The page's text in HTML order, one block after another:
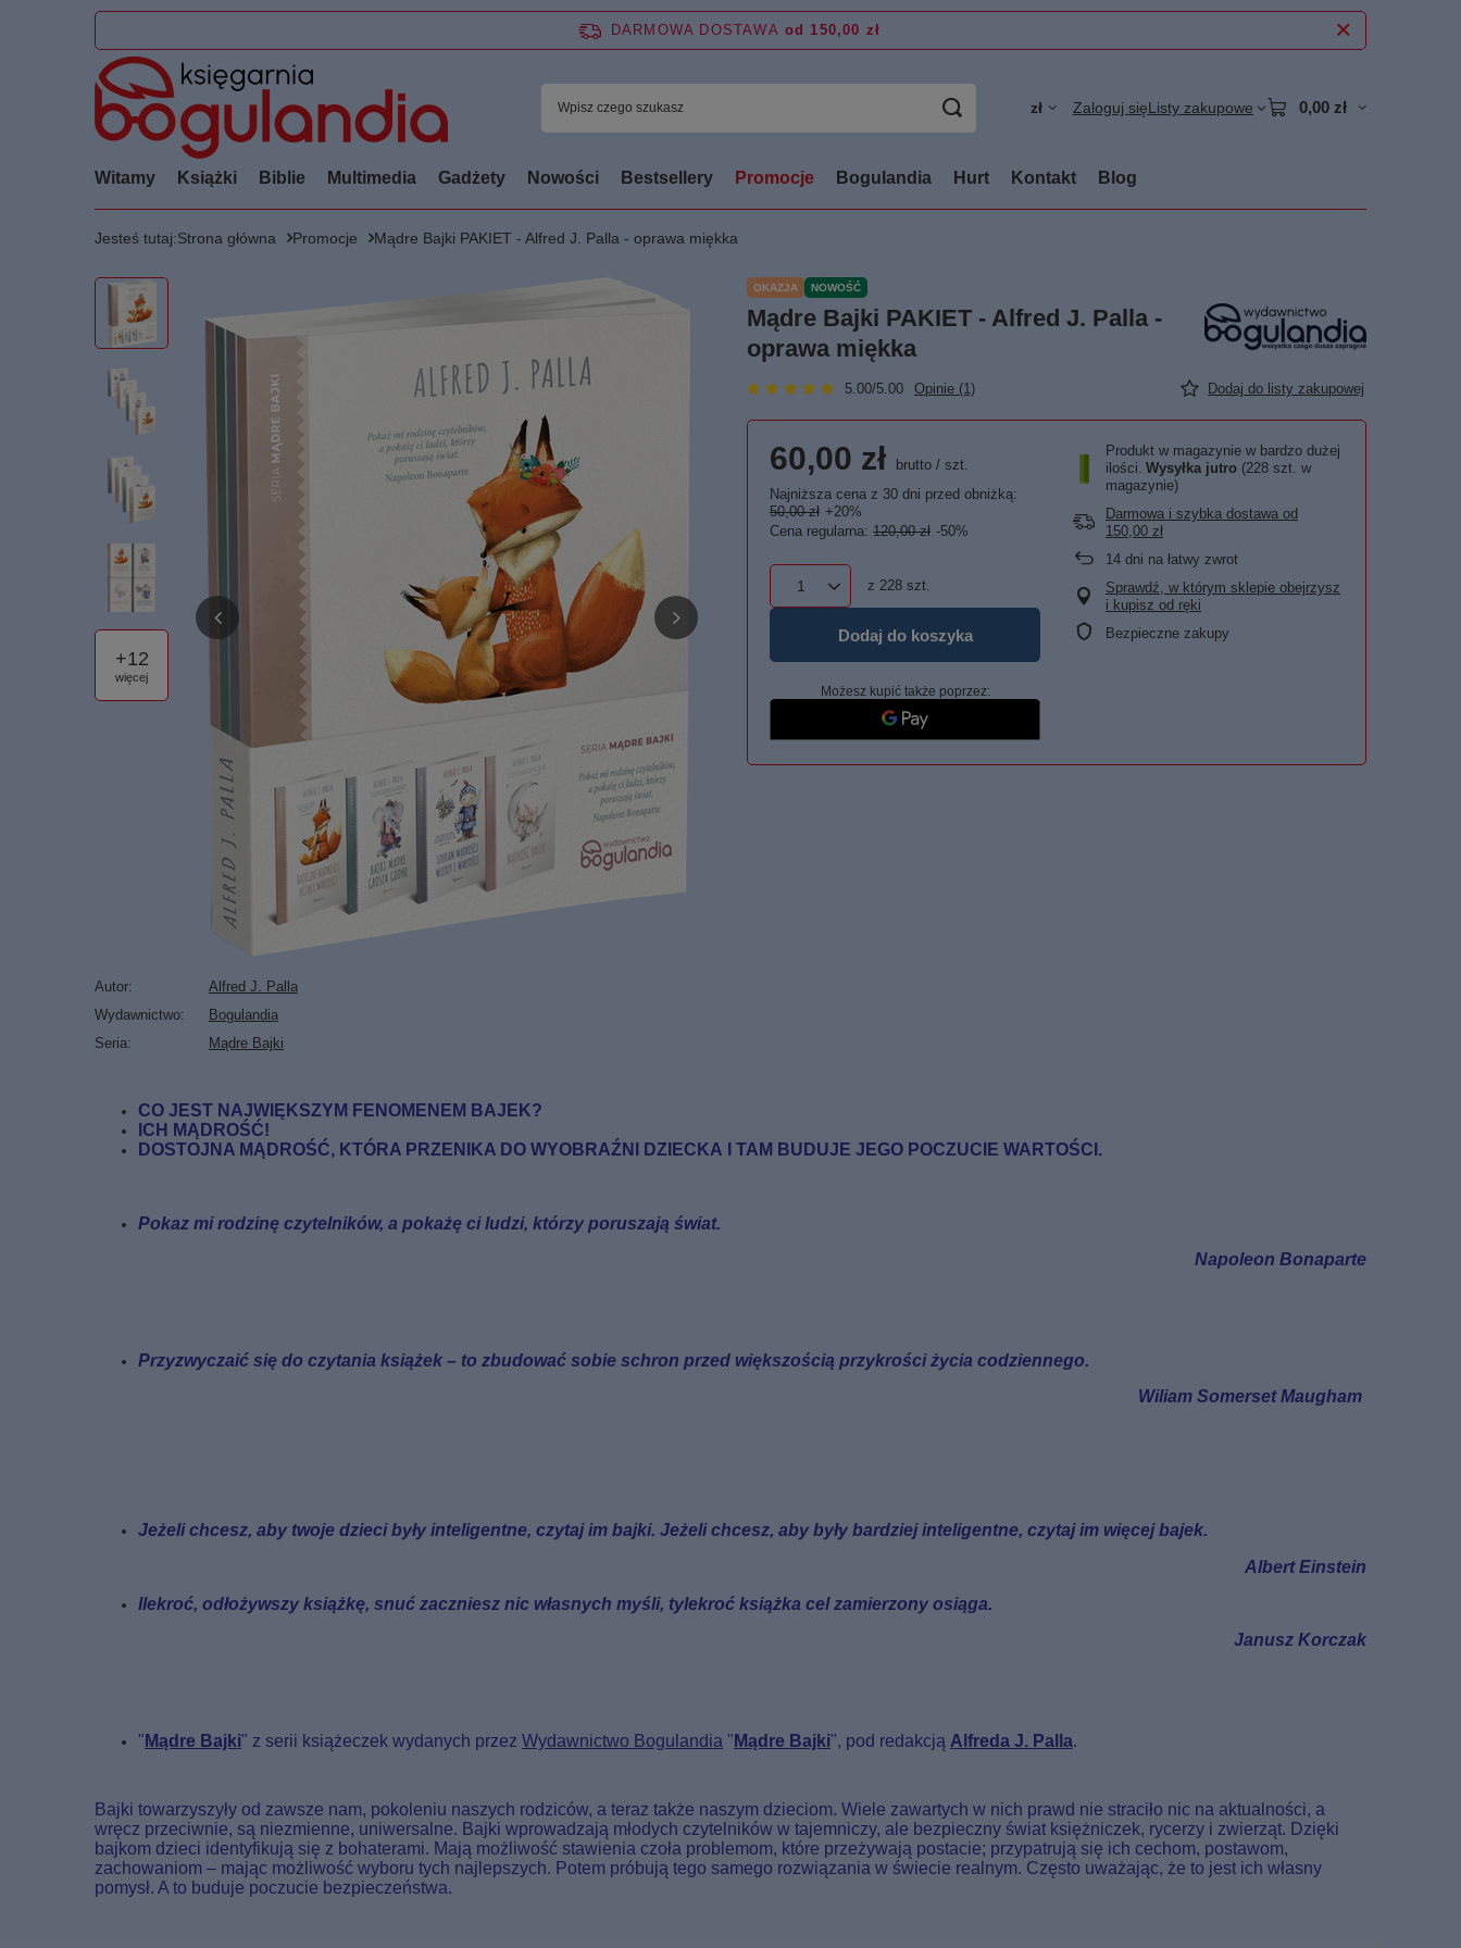
DARMOWA DOSTAWA od 150,00 zł
zł Zaloguj sięListy zakupowe 0,00 zł
Witamy Książki Biblie Multimedia Gadżety Nowości Bestsellery Promocje Bogulandia Hurt Kontakt Blog
Jesteś tutaj:Strona główna Promocje Mądre Bajki PAKIET - Alfred J. Palla - oprawa miękka
+12
więcej
OKAZJA NOWOŚĆ
Mądre Bajki PAKIET - Alfred J. Palla -
oprawa miękka
5.00/5.00 Opinie (1) Dodaj do listy zakupowej
60,00 zł brutto / szt.
Najniższa cena z 30 dni przed obniżką:
50,00 zł +20%
Cena regularna: 120,00 zł -50%
z 228 szt.
Dodaj do koszyka
Możesz kupić także poprzez:
Produkt w magazynie w bardzo dużej
ilości Wysyłka jutro (228 szt. w
magazynie)
Darmowa i szybka dostawa od
150,00 zł
14 dni na łatwy zwrot
Sprawdź, w którym sklepie obejrzysz
i kupisz od ręki
Bezpieczne zakupy
Autor
Alfred J. Palla
Wydawnictwo
Bogulandia
Seria
Mądre Bajki
CO JEST NAJWIĘKSZYM FENOMENEM BAJEK?
ICH MĄDROŚĆ!
DOSTOJNA MĄDROŚĆ, KTÓRA PRZENIKA DO WYOBRAŹNI DZIECKA I TAM BUDUJE JEGO POCZUCIE WARTOŚCI.
Pokaz mi rodzinę czytelników, a pokażę ci ludzi, którzy poruszają świat.
Napoleon Bonaparte
Przyzwyczaić się do czytania książek – to zbudować sobie schron przed większością przykrości życia codziennego.
Wiliam Somerset Maugham
Jeżeli chcesz, aby twoje dzieci były inteligentne, czytaj im bajki. Jeżeli chcesz, aby były bardziej inteligentne, czytaj im więcej bajek.
Albert Einstein
Ilekroć, odłożywszy książkę, snuć zaczniesz nic własnych myśli, tylekroć książka cel zamierzony osiąga.
Janusz Korczak
" Mądre Bajki" z serii książeczek wydanych przez Wydawnictwo Bogulandia " Mądre Bajki", pod redakcją Alfreda J. Palla.
Bajki towarzyszyły od zawsze nam, pokoleniu naszych rodziców, a teraz także naszym dzieciom. Wiele zawartych w nich prawd nie straciło nic na aktualności, a
wręcz przeciwnie, są niezmienne, uniwersalne. Bajki wprowadzają młodych czytelników w tajemniczy, ale bezpieczny świat księżniczek, rycerzy i zwierząt. Dzięki
bajkom dzieci identyfikują się z bohaterami. Mają możliwość stawienia czoła problemom, które przeżywają postacie; przypatrują się ich cechom, postawom,
zachowaniom – mając możliwość wyboru tych najlepszych. Potem próbują tego samego rozwiązania w świecie realnym. Często uważając, że to jest ich własny
pomysł. A to buduje poczucie bezpieczeństwa.